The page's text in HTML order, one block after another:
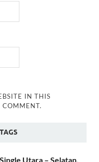
IN THIS
COMMENT.
TAGS
Utara – Selatan,